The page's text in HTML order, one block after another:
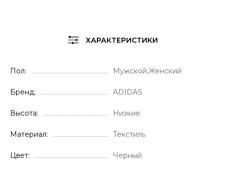
ХАРАКТЕРИСТИКИ
Пол Мужской,Женский
Бренд ADIDAS
Высота Низкие
Материал Текстиль
Цвет Черный